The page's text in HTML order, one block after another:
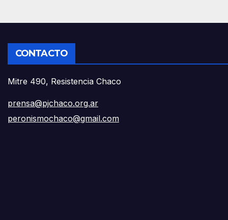
CONTACTO
Mitre 490, Resistencia Chaco
prensa@pjchaco.org.ar
peronismochaco@gmail.com